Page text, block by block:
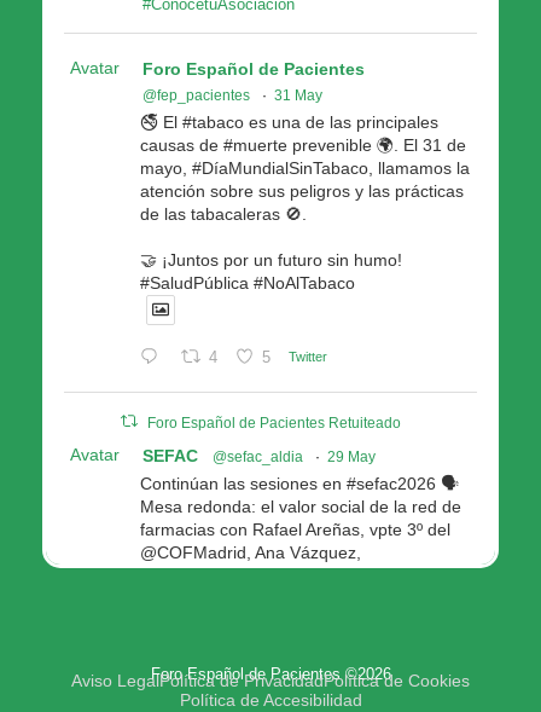
#ConocetuAsociacion
Avatar Foro Español de Pacientes
@fep_pacientes · 31 May
🚭 El #tabaco es una de las principales
causas de #muerte prevenible 🌍. El 31 de
mayo, #DíaMundialSinTabaco, llamamos la
atención sobre sus peligros y las prácticas
de las tabacaleras 🚫.
🤝 ¡Juntos por un futuro sin humo!
#SaludPública #NoAlTabaco
4 5 Twitter
Foro Español de Pacientes Retuiteado
Avatar SEFAC @sefac_aldia · 29 May
Continúan las sesiones en #sefac2026 🗣️
Mesa redonda: el valor social de la red de
farmacias con Rafael Areñas, vpte 3º del
@COFMadrid, Ana Vázquez,
4 4 Twitter
Foro Español de Pacientes ©2026
Aviso LegalPolítica de PrivacidadPolítica de Cookies
Política de Accesibilidad